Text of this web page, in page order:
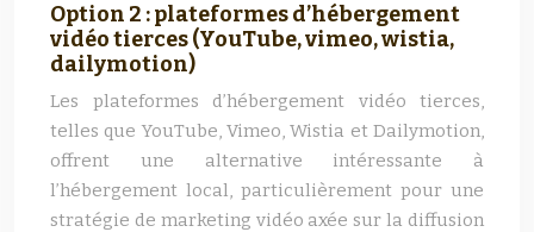
Option 2 : plateformes d’hébergement
vidéo tierces (YouTube, vimeo, wistia,
dailymotion)
Les plateformes d’hébergement vidéo tierces,
telles que YouTube, Vimeo, Wistia et Dailymotion,
offrent une alternative intéressante à
l’hébergement local, particulièrement pour une
stratégie de marketing vidéo axée sur la diffusion